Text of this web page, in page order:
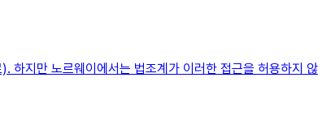
하지만 노르웨이에서는 법조계가 이러한 접근을 허용하지 않